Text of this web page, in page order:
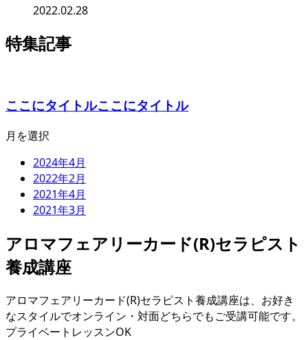
2022.02.28
特集記事
ここにタイトルここにタイトル
月を選択
2024年4月
2022年2月
2021年4月
2021年3月
アロマフェアリーカード(R)セラピスト
養成講座
アロマフェアリーカード(R)セラピスト養成講座は、お好き
なスタイルでオンライン・対面どちらでもご受講可能です。
プライベートレッスンOK